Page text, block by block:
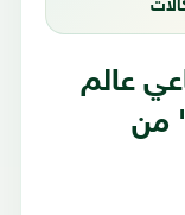
عالم
من